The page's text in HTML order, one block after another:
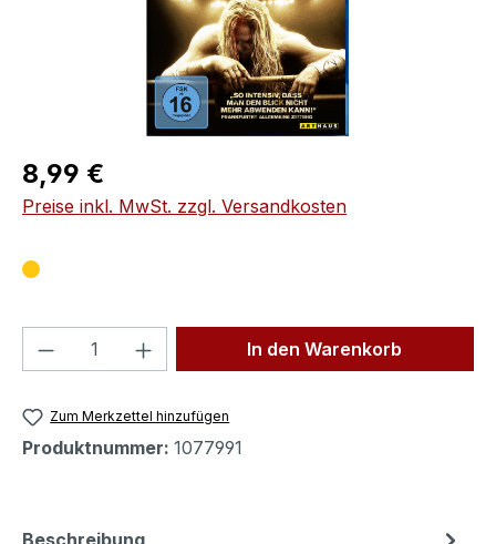
Regulärer Preis:
8,99 €
Preise inkl. MwSt. zzgl. Versandkosten
Produkt Anzahl: Gib denIn den Warenkorb
Zum Merkzettel hinzufügen
Produktnummer: 1077991
Beschreibung